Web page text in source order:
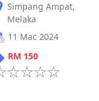
Simpang Ampat,
Melaka
11 Mac 2024
RM 150